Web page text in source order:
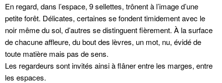
En regard, dans l’espace, 9 sellettes, trônent à l’image d’une
petite forêt. Délicates, certaines se fondent timidement avec le
noir même du sol, d’autres se distinguent fièrement. À la surface
de chacune affleure, du bout des lèvres, un mot, nu, évidé de
toute matière mais pas de sens.
Les regardeurs sont invités ainsi à flâner entre les marges, entre
les espaces.